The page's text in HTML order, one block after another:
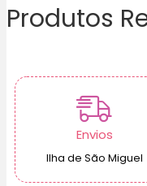
Produtos
Envios
Ilha de São Miguel